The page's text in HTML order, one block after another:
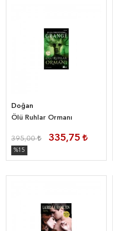
Doğan
Ölü Ruhlar Ormanı
395,00 335,75
%15